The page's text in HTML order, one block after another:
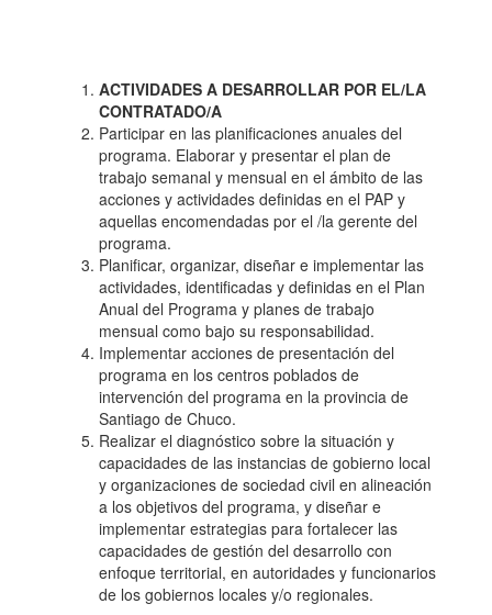
ACTIVIDADES A DESARROLLAR POR EL/LA
CONTRATADO/A
Participar en las planificaciones anuales del
programa. Elaborar y presentar el plan de
trabajo semanal y mensual en el ámbito de las
acciones y actividades definidas en el PAP y
aquellas encomendadas por el /la gerente del
programa.
Planificar, organizar, diseñar e implementar las
actividades, identificadas y definidas en el Plan
Anual del Programa y planes de trabajo
mensual como bajo su responsabilidad.
Implementar acciones de presentación del
programa en los centros poblados de
intervención del programa en la provincia de
Santiago de Chuco.
Realizar el diagnóstico sobre la situación y
capacidades de las instancias de gobierno local
y organizaciones de sociedad civil en alineación
a los objetivos del programa, y diseñar e
implementar estrategias para fortalecer las
capacidades de gestión del desarrollo con
enfoque territorial, en autoridades y funcionarios
de los gobiernos locales y/o regionales.